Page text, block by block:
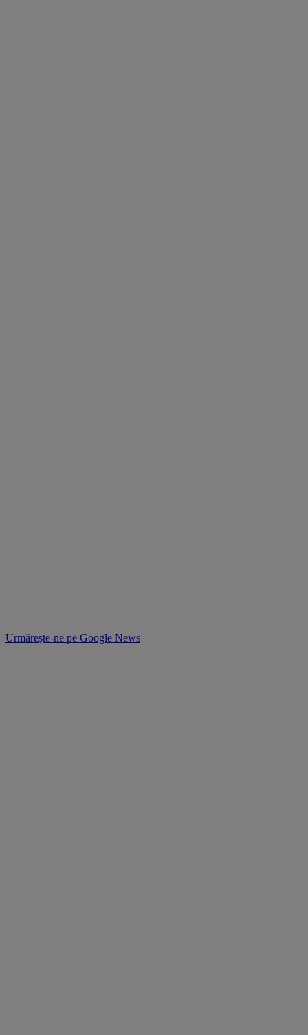
Urmărește-ne pe Google News